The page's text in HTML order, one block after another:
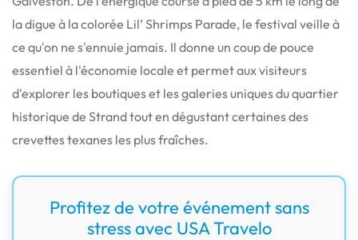
la digue à la colorée Lil’ Shrimps Parade, le festival veille à
ce qu'on ne s'ennuie jamais. Il donne un coup de pouce
essentiel à l'économie locale et permet aux visiteurs
d'explorer les boutiques et les galeries uniques du quartier
historique de Strand tout en dégustant certaines des
crevettes texanes les plus fraîches.
Profitez de votre événement sans
stress avec USA Travelo